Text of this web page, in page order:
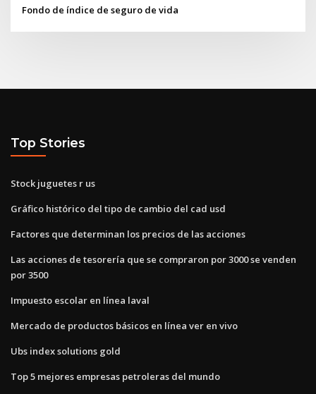
Fondo de índice de seguro de vida
Top Stories
Stock juguetes r us
Gráfico histórico del tipo de cambio del cad usd
Factores que determinan los precios de las acciones
Las acciones de tesorería que se compraron por 3000 se venden
por 3500
Impuesto escolar en línea laval
Mercado de productos básicos en línea ver en vivo
Ubs index solutions gold
Top 5 mejores empresas petroleras del mundo